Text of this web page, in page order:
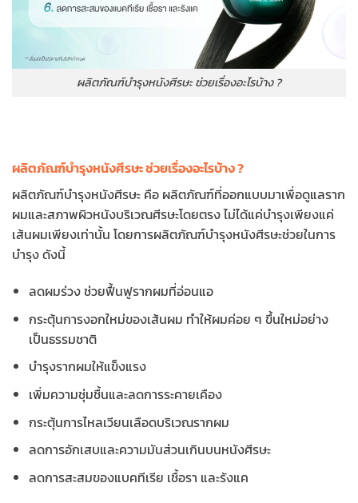
ผลิตภัณฑ์บำรุงหนังศีรษะ ช่วยเรื่องอะไรบ้าง ?
ผลิตภัณฑ์บำรุงหนังศีรษะ ช่วยเรื่องอะไรบ้าง ?
ผลิตภัณฑ์บำรุงหนังศีรษะ คือ ผลิตภัณฑ์ที่ออกแบบมาเพื่อดูแลราก
ผมและสภาพผิวหนังบริเวณศีรษะโดยตรง ไม่ได้แค่บำรุงเพียงแค่
เส้นผมเพียงเท่านั้น โดยการผลิตภัณฑ์บำรุงหนังศีรษะช่วยในการ
บำรุง ดังนี้
ลดผมร่วง ช่วยฟื้นฟูรากผมที่อ่อนแอ
กระตุ้นการงอกใหม่ของเส้นผม ทำให้ผมค่อย ๆ ขึ้นใหม่อย่าง
เป็นธรรมชาติ
บำรุงรากผมให้แข็งแรง
เพิ่มความชุ่มชื้นและลดการระคายเคือง
กระตุ้นการไหลเวียนเลือดบริเวณรากผม
ลดการอักเสบและความมันส่วนเกินบนหนังศีรษะ
ลดการสะสมของแบคทีเรีย เชื้อรา และรังแค